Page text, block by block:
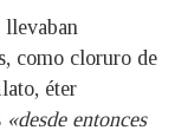
llevaban
como cloruro de
éter
«desde entonces